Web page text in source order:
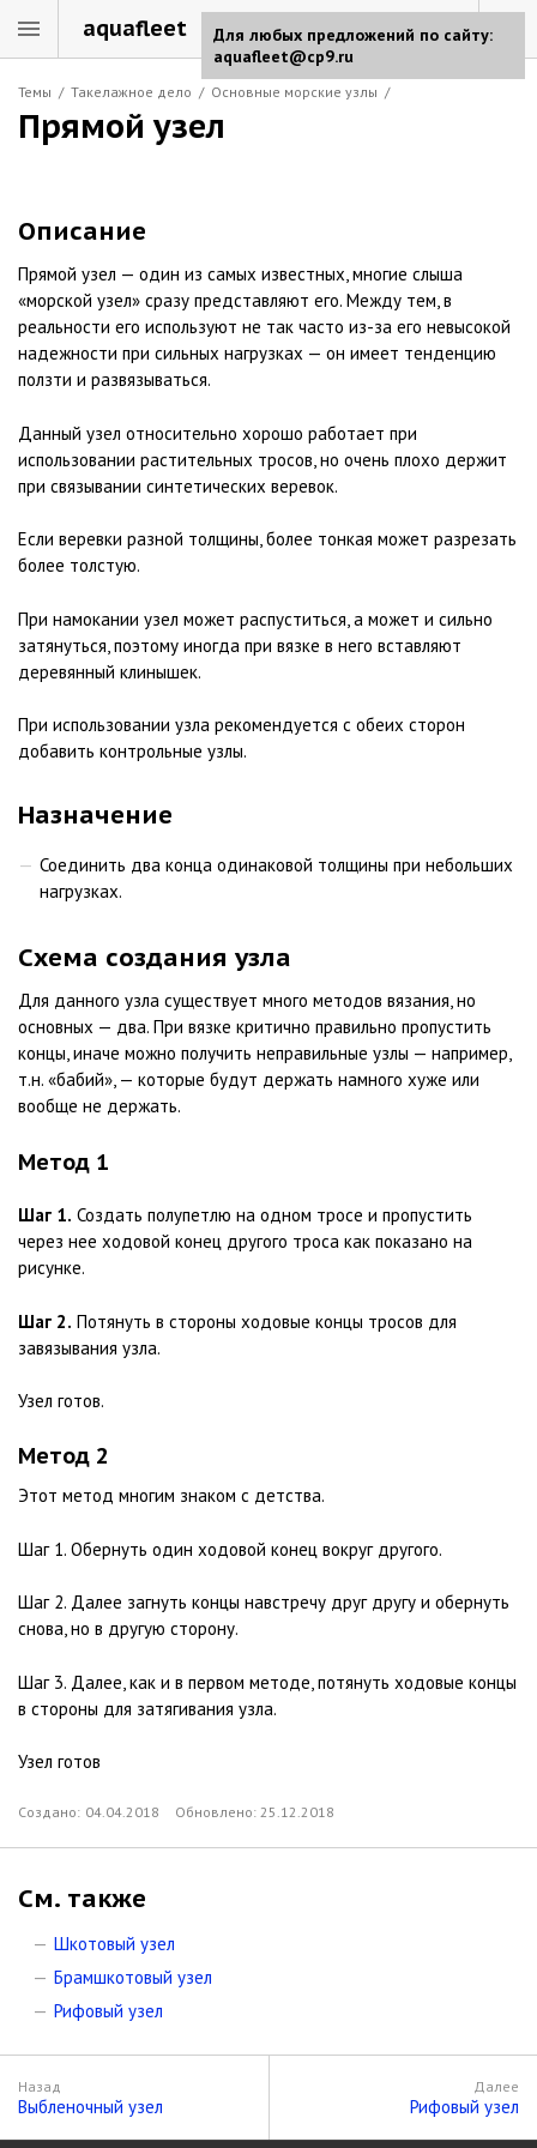
aquafleet
Темы / Такелажное дело / Основные морские узлы /
Прямой узел
Описание
Прямой узел — один из самых известных, многие слыша
«морской узел» сразу представляют его. Между тем, в
реальности его используют не так часто из-за его невысокой
надежности при сильных нагрузках — он имеет тенденцию
ползти и развязываться.
Данный узел относительно хорошо работает при
использовании растительных тросов, но очень плохо держит
при связывании синтетических веревок.
Если веревки разной толщины, более тонкая может разрезать
более толстую.
При намокании узел может распуститься, а может и сильно
затянуться, поэтому иногда при вязке в него вставляют
деревянный клинышек.
При использовании узла рекомендуется с обеих сторон
добавить контрольные узлы.
Назначение
Соединить два конца одинаковой толщины при небольших
нагрузках.
Схема создания узла
Для данного узла существует много методов вязания, но
основных — два. При вязке критично правильно пропустить
концы, иначе можно получить неправильные узлы — например,
т.н. «бабий», — которые будут держать намного хуже или
вообще не держать.
Метод 1
Шаг 1. Создать полупетлю на одном тросе и пропустить
через нее ходовой конец другого троса как показано на
рисунке.
Шаг 2. Потянуть в стороны ходовые концы тросов для
завязывания узла.
Узел готов.
Метод 2
Этот метод многим знаком с детства.
Шаг 1. Обернуть один ходовой конец вокруг другого.
Шаг 2. Далее загнуть концы навстречу друг другу и обернуть
снова, но в другую сторону.
Шаг 3. Далее, как и в первом методе, потянуть ходовые концы
в стороны для затягивания узла.
Узел готов
Создано: 04.04.2018 Обновлено: 25.12.2018
См. также
Шкотовый узел
Брамшкотовый узел
Рифовый узел
Назад
Выбленочный узел
Далее
Рифовый узел
Для любых предложений по сайту:
aquafleet@cp9.ru